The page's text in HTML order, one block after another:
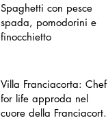
Spaghetti con pesce
spada, pomodorini e
finocchietto
Villa Franciacorta: Chefs
for life approda nel
cuore della Franciacorta,